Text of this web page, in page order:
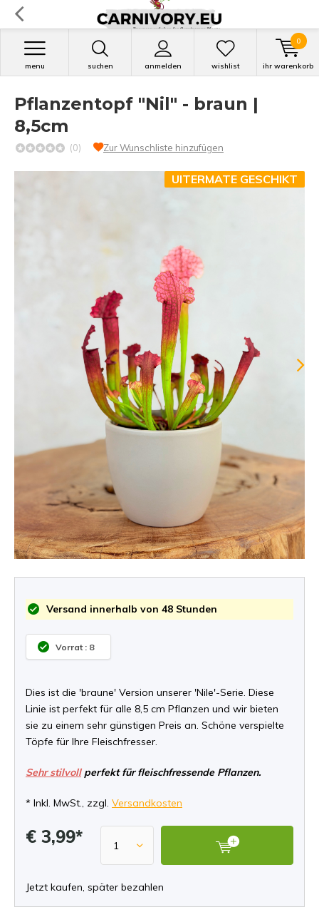
suchen anmelden
menu wishlist ihr warenkorb
0
Pflanzentopf "Nil" - braun |
8,5cm
(0) Zur Wunschliste hinzufügen
UITERMATE GESCHIKT
Versand innerhalb von 48 Stunden
Vorrat : 8
Dies ist die 'braune' Version unserer 'Nile'-Serie. Diese
Linie ist perfekt für alle 8,5 cm Pflanzen und wir bieten
sie zu einem sehr günstigen Preis an. Schöne verspielte
Töpfe für Ihre Fleischfresser.
Sehr stilvollperfekt für fleischfressende Pflanzen.
* Inkl. MwSt., zzgl. Versandkosten
€ 3,99*
Jetzt kaufen, später bezahlen